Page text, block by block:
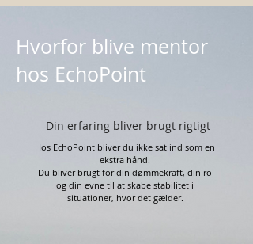
Hvorfor blive mentor
hos EchoPoint
Din erfaring bliver brugt rigtigt
Hos EchoPoint bliver du ikke sat ind som en
ekstra hånd.
Du bliver brugt for din dømmekraft, din ro
og din evne til at skabe stabilitet i
situationer, hvor det gælder.